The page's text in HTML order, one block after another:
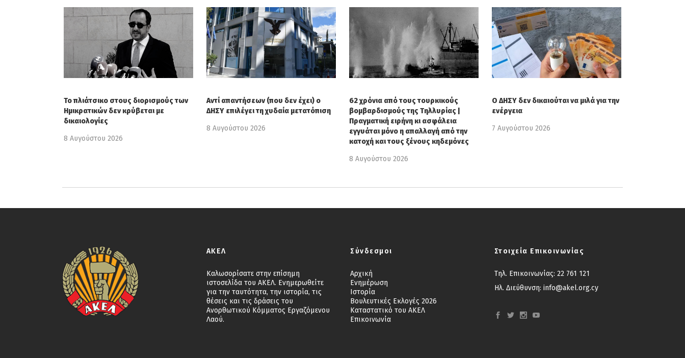
Το πλιάτσικο στους διορισμούς των
Ημικρατικών δεν κρύβεται με
δικαιολογίες
8 Αυγούστου 2026
Αντί απαντήσεων (που δεν έχει) ο
ΔΗΣΥ επιλέγει τη χυδαία μετατόπιση
8 Αυγούστου 2026
62 χρόνια από τους τουρκικούς
βομβαρδισμούς της Τηλλυρίας |
Πραγματική ειρήνη κι ασφάλεια
εγγυάται μόνο η απαλλαγή από την
κατοχή και τους ξένους κηδεμόνες
8 Αυγούστου 2026
Ο ΔΗΣΥ δεν δικαιούται να μιλά για την
ενέργεια
7 Αυγούστου 2026
ΑΚΕΛ
Καλωσορίσατε στην επίσημη
ιστοσελίδα του ΑΚΕΛ. Ενημερωθείτε
για την ταυτότητα, την ιστορία, τις
θέσεις και τις δράσεις του
Ανορθωτικού Κόμματος Εργαζόμενου
Λαού.
Σύνδεσμοι
Αρχική
Ενημέρωση
Ιστορία
Βουλευτικές Εκλογές 2026
Καταστατικό του ΑΚΕΛ
Επικοινωνία
Στοιχεία Επικοινωνίας
Τηλ. Επικοινωνίας: 22 761 121
Ηλ. Διεύθυνση: info@akel.org.cy